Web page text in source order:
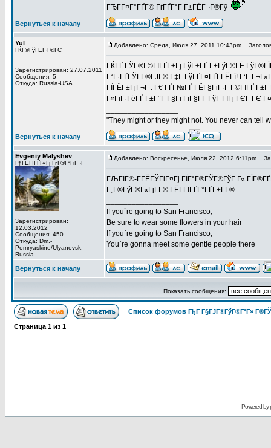
ГЂГ­Г¤Г°ГҐГ© ГѓГҐГ°Г Г±ГЁГ¬Г®Гў
Вернуться к началу
Yul
ГЌГ®ГўГЁГ·Г®ГЄ
Зарегистрирован: 27.07.2011
Сообщения: 5
Откуда: Russia-USA
Добавлено: Среда, Июля 27, 2011 10:43pm
ГЌГҐ ГЎГ®Г©ГІГҐГ±Гј ГўГ±ГҐ Г±ГўГ®ГЁ
Г“Г·ГҐГЎГ­Г®ГЈГ® Г‡Г ГўГҐГ¤ГҐГ­ГЁГї! Г‘Г
ГЇГЁГ±ГјГ¬Г . Г€ ГҐГ№ГҐ ГЁГ§ГіГ·Г Г©ГІГҐ
Г«ГіГ·ГёГҐ Г±Г°Г Г§Гі ГіГ§Г­Г ГўГ ГІГј ГЄГ
"They might or they might not. You never can tell
Вернуться к началу
Evgeniy Malyshev
Г†ГЁГІГҐГ«Гј ГґГ®Г°ГіГ¬Г
Зарегистрирован:
12.03.2012
Сообщения: 450
Откуда: Dm.-
Pomryaskino/Ulyanovsk,
Russia
Добавлено: Воскресенье, Июля 22, 2012 6:11pm
ГЉГІГ®-Г­ГЁГЎГіГ¤Гј ГЇГ°Г®ГЎГ®ГўГ Г«
Г„Г®ГўГ®Г«ГјГ­Г® ГЁГ­ГІГҐГ°ГҐГ±Г­Г®..
If you`re going to San Francisco,
Be sure to wear some flowers in your hair
If you`re going to San Francisco,
You`re gonna meet some gentle people there
Вернуться к началу
Показать сообщения:
Список форумов ГђГ Г§ГЈГ®ГўГ®Г°Г»
Страница 1 из 1
Powered by